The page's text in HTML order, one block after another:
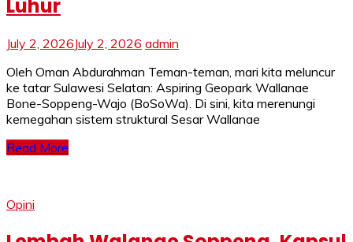
Luhur
July 2, 2026July 2, 2026 admin
Oleh Oman Abdurahman Teman-teman, mari kita meluncur
ke tatar Sulawesi Selatan: Aspiring Geopark Wallanae
Bone-Soppeng-Wajo (BoSoWa). Di sini, kita merenungi
kemegahan sistem struktural Sesar Wallanae
Read More
Opini